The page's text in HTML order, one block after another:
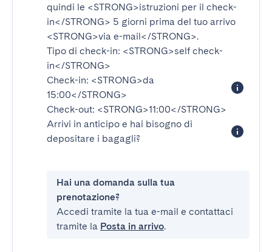
quindi le <STRONG>istruzioni per il check-
in</STRONG> 5 giorni prima del tuo arrivo
<STRONG>via e-mail</STRONG>.
Tipo di check-in: <STRONG>self check-
in</STRONG>
Check-in: <STRONG>da
15:00</STRONG>
Check-out: <STRONG>11:00</STRONG>
Arrivi in anticipo e hai bisogno di
depositare i bagagli?
Hai una domanda sulla tua
prenotazione?
Accedi tramite la tua e-mail e contattaci
tramite la Posta in arrivo.